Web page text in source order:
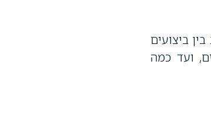
ביצועים
ועד כמה